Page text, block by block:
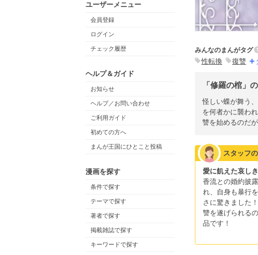
ユーザーメニュー
会員登録
ログイン
チェック履歴
ヘルプ＆ガイド
お知らせ
ヘルプ／お問い合わせ
ご利用ガイド
初めての方へ
まんが王国にひとこと投稿
漫画を探す
条件で探す
テーマで探す
著者で探す
掲載雑誌で探す
キーワードで探す
みんなのまんがタグ
性転換 復讐
「修羅の棺」
怪しい蝶が舞う
を何者かに襲わ
讐を始めるのだ
スタッフ
愛に飢えた哀し
香流との婚約披
れ、自身も暴行
さに驚きました
讐を遂げられる
品です！